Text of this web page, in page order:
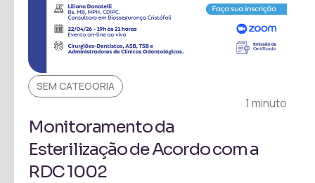
SEM CATEGORIA
1 minuto
Monitoramento da
Esterilização de Acordo com a
RDC 1002